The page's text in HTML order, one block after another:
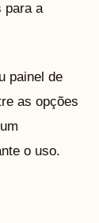
para a
painel de
as opções
o uso.